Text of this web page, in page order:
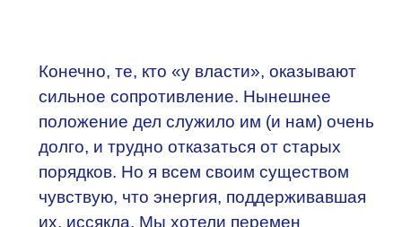
Конечно, те, кто «у власти», оказывают
сильное сопротивление. Нынешнее
положение дел служило им (и нам) очень
долго, и трудно отказаться от старых
порядков. Но я всем своим существом
чувствую, что энергия, поддерживавшая
их, иссякла. Мы хотели перемен